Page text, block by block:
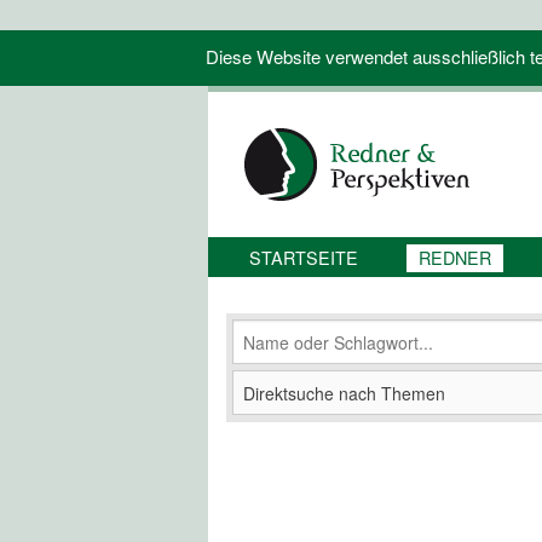
Diese Website verwendet ausschließlich
STARTSEITE REDNER